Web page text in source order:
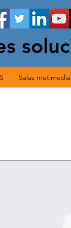
Salas mutimedia